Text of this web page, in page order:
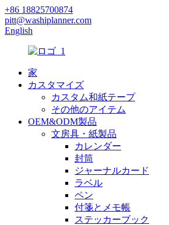
+86 18825700874
pitt@washiplanner.com
English
家
カスタマイズ
カスタム和紙テープ
その他のアイテム
OEM&ODM製品
文房具・紙製品
カレンダー
封筒
ジャーナルカード
ラベル
ペン
付箋とメモ帳
ステッカーブック